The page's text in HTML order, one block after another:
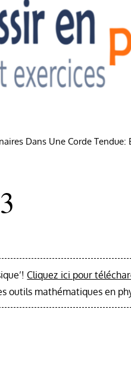
Dans Une Corde Tendue:
Cliquez ici pour
outils mathématiques en